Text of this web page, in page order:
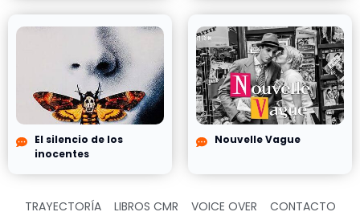
El silencio de los
inocentes
Nouvelle Vague
TRAYECTORÍA LIBROS CMR VOICE OVER CONTACTO